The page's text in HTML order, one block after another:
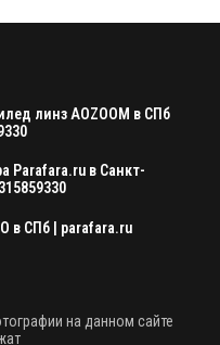
линз AOZOOM в СПб
Parafara.ru в Санкт-
в СПб | parafara.ru
на данном сайте